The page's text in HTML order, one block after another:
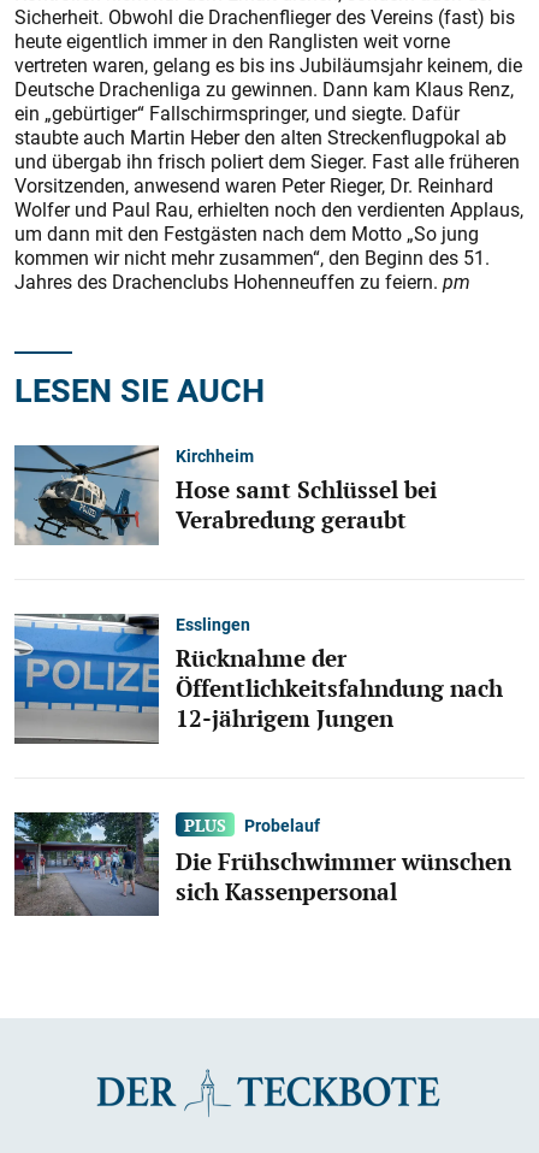
Sicherheit. Obwohl die Drachenflieger des Vereins (fast) bis
heute eigentlich immer in den Ranglisten weit vorne
vertreten waren, gelang es bis ins Jubiläumsjahr keinem, die
Deutsche Drachenliga zu gewinnen. Dann kam Klaus Renz,
ein „gebürtiger“ Fallschirmspringer, und siegte. Dafür
staubte auch Martin Heber den alten Streckenflugpokal ab
und übergab ihn frisch poliert dem Sieger. Fast alle früheren
Vorsitzenden, anwesend waren Peter Rieger, Dr. Reinhard
Wolfer und Paul Rau, erhielten noch den verdienten Applaus,
um dann mit den Festgästen nach dem Motto „So jung
kommen wir nicht mehr zusammen“, den Beginn des 51.
Jahres des Drachenclubs Hohenneuffen zu feiern. pm
LESEN SIE AUCH
Kirchheim
Hose samt Schlüssel bei
Verabredung geraubt
Esslingen
Rücknahme der
Öffentlichkeitsfahndung nach
12-jährigem Jungen
Probelauf
Die Frühschwimmer wünschen
sich Kassenpersonal